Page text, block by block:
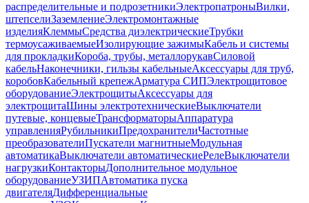
распределительные и подрозетникиЭлектропатроныВилки,
штепселиЗаземлениеЭлектромонтажные
изделияКлеммыСредства диэлектрическиеТрубки
термоусаживаемыеИзолирующие зажимыКабель и системы
для прокладкиКороба, трубы, металлорукавСиловой
кабельНаконечники, гильзы кабельныеАксессуары для труб,
коробовКабельный крепежАрматура СИПЭлектрощитовое
оборудованиеЭлектрощитыАксессуары для
электрощитаШины электротехническиеВыключатели
путевые, концевыеТрансформаторыАппаратура
управленияРубильникиПредохранителиЧастотные
преобразователиПускатели магнитныеМодульная
автоматикаВыключатели автоматическиеРелеВыключатели
нагрузкиКонтакторыДополнительное модульное
оборудованиеУЗИПАвтоматика пуска
двигателяДифференциальные